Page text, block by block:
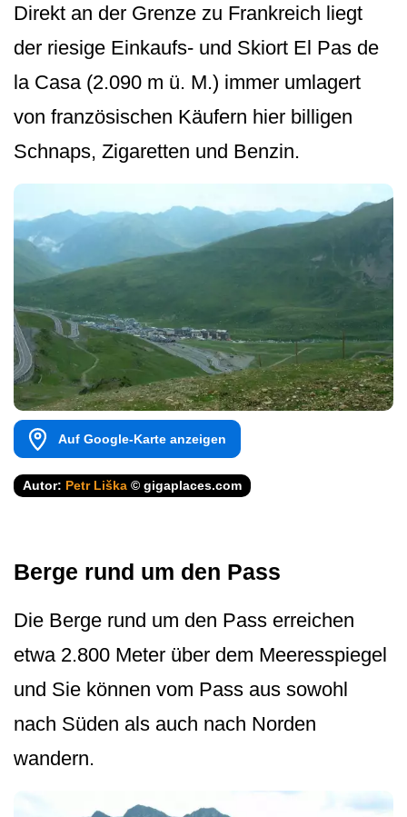
Direkt an der Grenze zu Frankreich liegt
der riesige Einkaufs- und Skiort El Pas de
la Casa (2.090 m ü. M.) immer umlagert
von französischen Käufern hier billigen
Schnaps, Zigaretten und Benzin.
Auf Google-Karte anzeigen
Autor: Petr Liška © gigaplaces.com
Berge rund um den Pass
Die Berge rund um den Pass erreichen
etwa 2.800 Meter über dem Meeresspiegel
und Sie können vom Pass aus sowohl
nach Süden als auch nach Norden
wandern.